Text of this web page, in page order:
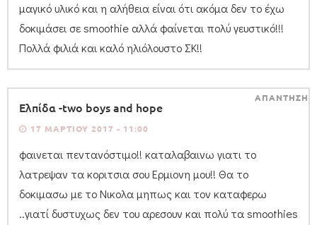
μαγικό υλικό και η αλήθεια είναι ότι ακόμα δεν το έχω
δοκιμάσει σε smoothie αλλά φαίνεται πολύ γευστικό!!!
Πολλά φιλιά και καλό ηλιόλουστο ΣΚ!!
Ελπίδα -two boys and hope
17 ΜΑΡΤΊΟΥ 2017 - 11:00
φαινεται πεντανόστιμο!! καταλαβαινω γιατι το
λατρεψαν τα κοριτσια σου Ερμιονη μου!! Θα το
δοκιμασω με το Νικολα μηπως και τον καταφερω
..γιατί δυστυχως δεν του αρεσουν και πολύ τα smoothies
ΑΠΑΝΤΗΣΗ